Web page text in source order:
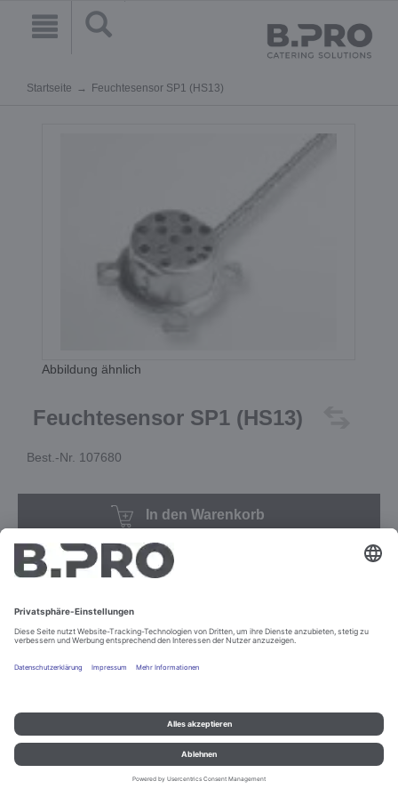
Startseite Feuchtesensor SP1 (HS13)
Abbildung ähnlich
Feuchtesensor SP1 (HS13)
Best.-Nr. 107680
In den Warenkorb
© B.PRO Catering Solutions 2022